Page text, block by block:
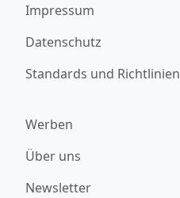
Impressum
Datenschutz
Standards und Richtlinien
Werben
Über uns
Newsletter